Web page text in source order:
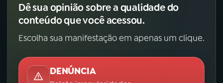
Dê sua opinião sobre a qualidade do
conteúdo que você acessou.
Escolha sua manifestação em apenas um clique.
DENÚNCIA